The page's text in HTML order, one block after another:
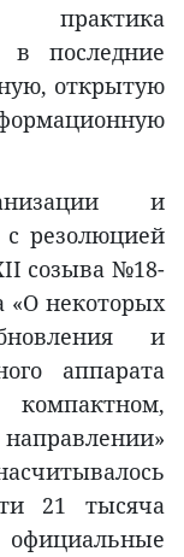
практика
в последние
открытую
и
с резолюцией
созыва №18-
«О некоторых
и
аппарата
21 тысяча